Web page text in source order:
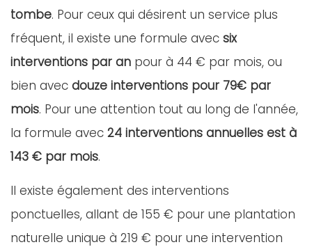
tombe. Pour ceux qui désirent un service plus
fréquent, il existe une formule avec six
interventions par an pour à 44 € par mois, ou
bien avec douze interventions pour 79€ par
mois. Pour une attention tout au long de l'année,
la formule avec 24 interventions annuelles est à
143 € par mois.
Il existe également des interventions
ponctuelles, allant de 155 € pour une plantation
naturelle unique à 219 € pour une intervention